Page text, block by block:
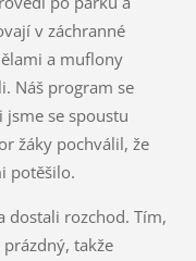
v záchranné
a muflony
Náš program se
jsme se spoustu
žáky pochválil, že
potěšilo.
dostali rozchod. Tím,
takže